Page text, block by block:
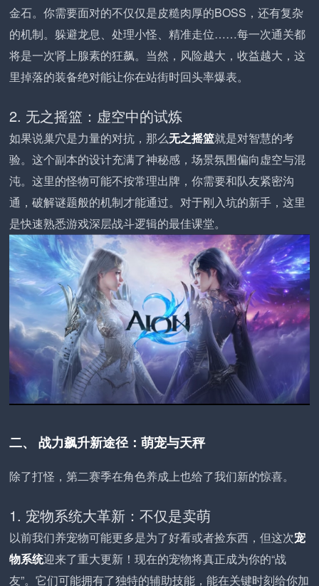
金石。你需要面对的不仅仅是皮糙肉厚的BOSS，还有复杂
的机制。躲避龙息、处理小怪、精准走位……每一次通关都
将是一次肾上腺素的狂飙。当然，风险越大，收益越大，这
里掉落的装备绝对能让你在站街时回头率爆表。
2. 无之摇篮：虚空中的试炼
如果说巢穴是力量的对抗，那么无之摇篮就是对智慧的考
验。这个副本的设计充满了神秘感，场景氛围偏向虚空与混
沌。这里的怪物可能不按常理出牌，你需要和队友紧密沟
通，破解谜题般的机制才能通过。对于刚入坑的新手，这里
是快速熟悉游戏深层战斗逻辑的最佳课堂。
二、 战力飙升新途径：萌宠与天秤
除了打怪，第二赛季在角色养成上也给了我们新的惊喜。
1. 宠物系统大革新：不仅是卖萌
以前我们养宠物可能更多是为了好看或者捡东西，但这次宠
物系统迎来了重大更新！现在的宠物将真正成为你的“战
友”。它们可能拥有了独特的辅助技能，能在关键时刻给你加